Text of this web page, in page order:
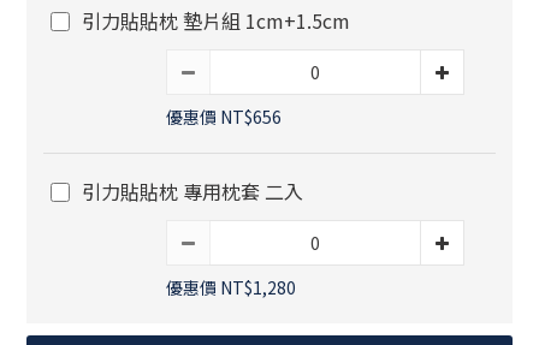
引力貼貼枕 墊片組 1cm+1.5cm
優惠價 NT$656
引力貼貼枕 專用枕套 二入
優惠價 NT$1,280